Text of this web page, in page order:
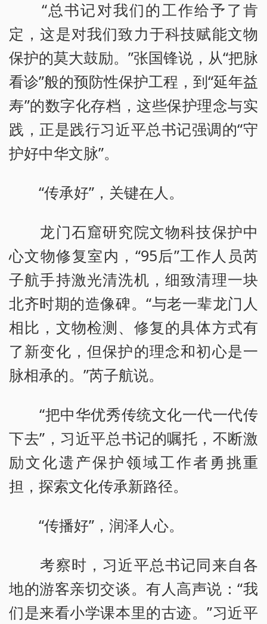
“总书记对我们的工作给予了肯
定，这是对我们致力于科技赋能文物
保护的莫大鼓励。”张国锋说，从“把脉
看诊”般的预防性保护工程，到“延年益
寿”的数字化存档，这些保护理念与实
践，正是践行习近平总书记强调的“守
护好中华文脉”。
“传承好”，关键在人。
龙门石窟研究院文物科技保护中
心文物修复室内，“95后”工作人员芮
子航手持激光清洗机，细致清理一块
北齐时期的造像碑。“与老一辈龙门人
相比，文物检测、修复的具体方式有
了新变化，但保护的理念和初心是一
脉相承的。”芮子航说。
“把中华优秀传统文化一代一代传
下去”，习近平总书记的嘱托，不断激
励文化遗产保护领域工作者勇挑重
担，探索文化传承新路径。
“传播好”，润泽人心。
考察时，习近平总书记同来自各
地的游客亲切交谈。有人高声说：“我
们是来看小学课本里的古迹。”习近平